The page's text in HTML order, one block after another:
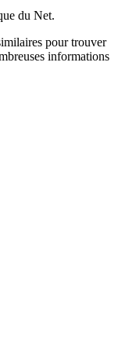
du Net.
pour trouver
informations